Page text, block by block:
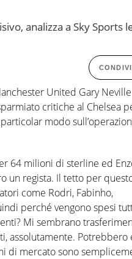
analizza a Sky Sports
United Gary
critiche al Chelsea
modo
64 milioni di sterline ed
un regista. Il tetto per
come Rodri, Fabinho,
perché vengono spesi
Mi sembrano
assolutamente. Potrebbero
di mercato sono